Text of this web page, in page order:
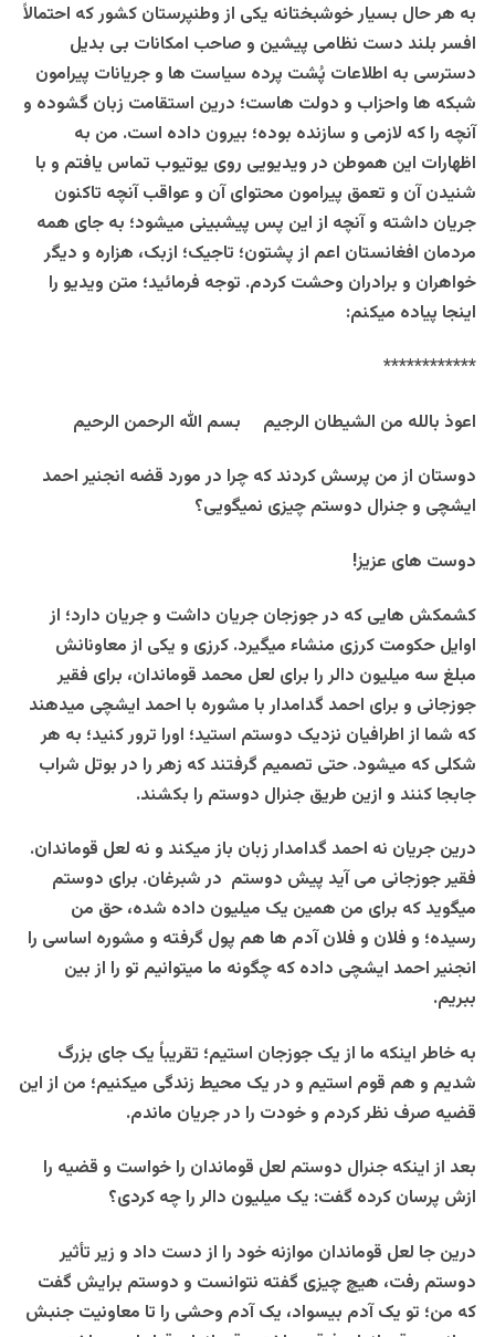
به هر حال بسیار خوشبختانه یکی از وطنپرستان کشور که احتمالاً
افسر بلند دست نظامی پیشین و صاحب امکانات بی بدیل
دسترسی به اطلاعات پُشت پرده سیاست ها و جریانات پیرامون
شبکه ها واحزاب و دولت هاست؛ درین استقامت زبان گشوده و
آنچه را که لازمی و سازنده بوده؛ بیرون داده است. من به
اظهارات این هموطن در ویدیویی روی یوتیوب تماس یافتم و با
شنیدن آن و تعمق پیرامون محتوای آن و عواقب آنچه تاکنون
جریان داشته و آنچه از این پس پیشبینی میشود؛ به جای همه
مردمان افغانستان اعم از پشتون؛ تاجیک؛ ازبک، هزاره و دیگر
خواهران و برادران وحشت کردم. توجه فرمائید؛ متن ویدیو را
اینجا پیاده میکنم:
************
اعوذ بالله من الشیطان الرجیم بسم الله الرحمن الرحیم
دوستان از من پرسش کردند که چرا در مورد قضه انجنیر احمد
ایشچی و جنرال دوستم چیزی نمیگویی؟
دوست های عزیز!
کشمکش هایی که در جوزجان جریان داشت و جریان دارد؛ از
اوایل حکومت کرزی منشاء میگیرد. کرزی و یکی از معاونانش
مبلغ سه میلیون دالر را برای لعل محمد قوماندان، برای فقیر
جوزجانی و برای احمد گدامدار با مشوره با احمد ایشچی میدهند
که شما از اطرافیان نزدیک دوستم استید؛ اورا ترور کنید؛ به هر
شکلی که میشود. حتی تصمیم گرفتند که زهر را در بوتل شراب
جابجا کنند و ازین طریق جنرال دوستم را بکشند.
درین جریان نه احمد گدامدار زبان باز میکند و نه لعل قوماندان.
فقیر جوزجانی می آید پیش دوستم در شبرغان. برای دوستم
میگوید که برای من همین یک میلیون داده شده، حق من
رسیده؛ و فلان و فلان آدم ها هم پول گرفته و مشوره اساسی را
انجنیر احمد ایشچی داده که چگونه ما میتوانیم تو را از بین
ببریم.
به خاطر اینکه ما از یک جوزجان استیم؛ تقریباً یک جای بزرگ
شدیم و هم قوم استیم و در یک محیط زندگی میکنیم؛ من از این
قضیه صرف نظر کردم و خودت را در جریان ماندم.
بعد از اینکه جنرال دوستم لعل قوماندان را خواست و قضیه را
ازش پرسان کرده گفت: یک میلیون دالر را چه کردی؟
درین جا لعل قوماندان موازنه خود را از دست داد و زیر تأثیر
دوستم رفت، هیچ چیزی گفته نتوانست و دوستم برایش گفت
که من؛ تو یک آدم بیسواد، یک آدم وحشی را تا معاونیت جنبش